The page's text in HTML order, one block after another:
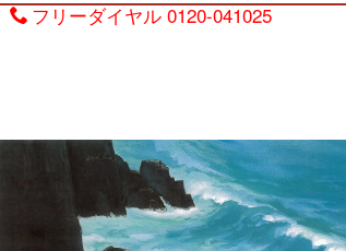
フリーダイヤル 0120-041025